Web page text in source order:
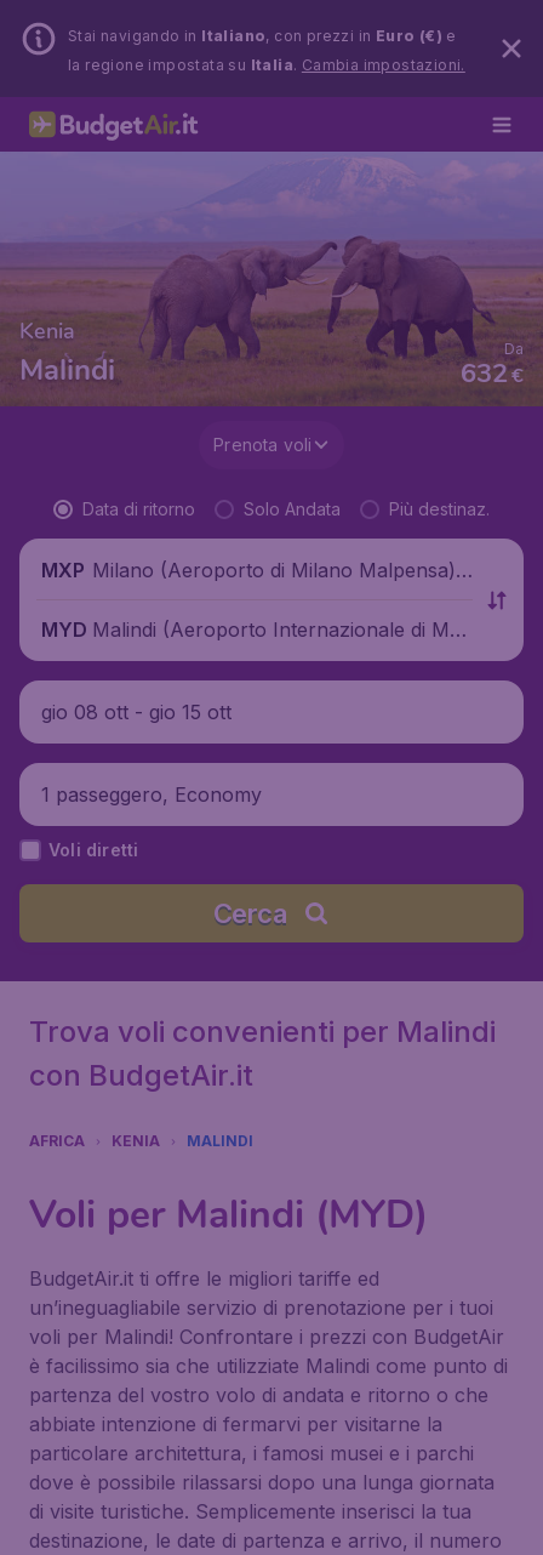
Stai navigando in Italiano, con prezzi in Euro (€) e
la regione impostata su Italia. Cambia impostazioni.
Kenia
Malindi €
632
Da
Prenota voli
Data di ritorno Solo Andata Più destinaz.
MXP Milano (Aeroporto di Milano Malpensa),
MYD Malindi (Aeroporto Internazionale di Mali
ndi), Kenya
gio 08 ott - gio 15 ott
1 passeggero, Economy
Voli diretti
Cerca
Trova voli convenienti per Malindi
con BudgetAir.it
AFRICA KENIA MALINDI
Voli per Malindi (MYD)
BudgetAir.it ti offre le migliori tariffe ed
un’ineguagliabile servizio di prenotazione per i tuoi
voli per Malindi! Confrontare i prezzi con BudgetAir
è facilissimo sia che utilizziate Malindi come punto di
partenza del vostro volo di andata e ritorno o che
abbiate intenzione di fermarvi per visitarne la
particolare architettura, i famosi musei e i parchi
dove è possibile rilassarsi dopo una lunga giornata
di visite turistiche. Semplicemente inserisci la tua
destinazione, le date di partenza e arrivo, il numero